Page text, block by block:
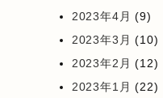
2023年4月 (9)
2023年3月 (10)
2023年2月 (12)
2023年1月 (22)